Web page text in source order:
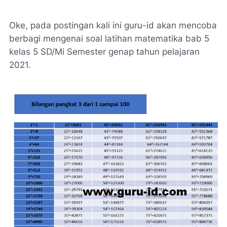
Oke, pada postingan kali ini guru-id akan mencoba
berbagi mengenai soal latihan matematika bab 5
kelas 5 SD/Mi Semester genap tahun pelajaran
2021.